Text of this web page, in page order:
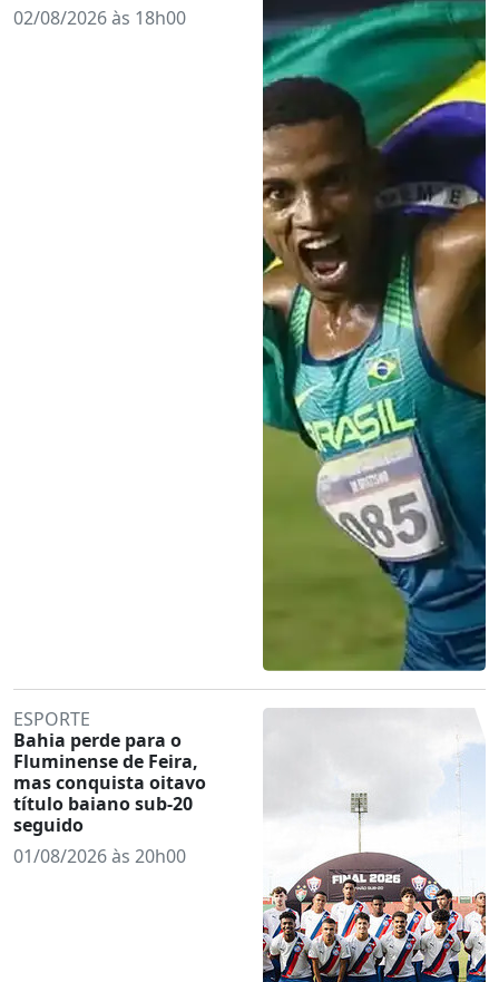
02/08/2026 às 18h00
ESPORTE
Bahia perde para o
Fluminense de Feira,
mas conquista oitavo
título baiano sub-20
seguido
01/08/2026 às 20h00